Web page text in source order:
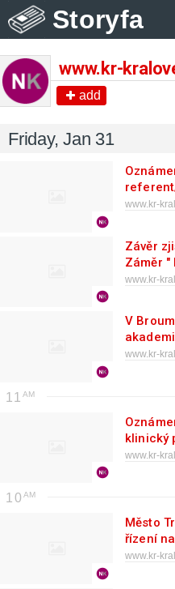
Storyfa
www.kr-
add
Friday, Jan 31
www.kr-
Závěr
Záměr "
nemůže
www.kr-
V
www.kr-
11
klinický
Trutnov
www.kr-
10
Město
řízení
Odboru
www.kr-
Pull